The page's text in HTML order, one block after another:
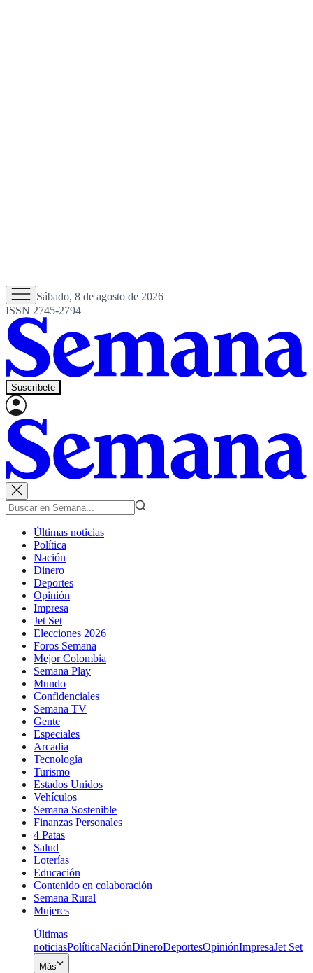
Sábado, 8 de agosto de 2026
ISSN 2745-2794
Suscríbete
Últimas noticias
Política
Nación
Dinero
Deportes
Opinión
Impresa
Jet Set
Elecciones 2026
Foros Semana
Mejor Colombia
Semana Play
Mundo
Confidenciales
Semana TV
Gente
Especiales
Arcadia
Tecnología
Turismo
Estados Unidos
Vehículos
Semana Sostenible
Finanzas Personales
4 Patas
Salud
Loterías
Educación
Contenido en colaboración
Semana Rural
Mujeres
Últimas
noticiasPolíticaNaciónDineroDeportesOpiniónImpresaJet Set
Más